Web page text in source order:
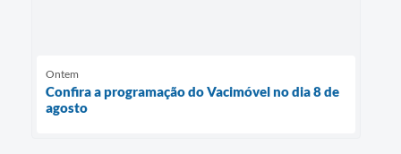
Ontem
Confira a programação do Vacimóvel no dia 8 de
agosto